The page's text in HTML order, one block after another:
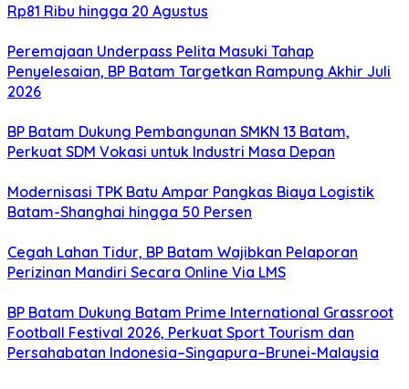
Rp81 Ribu hingga 20 Agustus
Peremajaan Underpass Pelita Masuki Tahap
Penyelesaian, BP Batam Targetkan Rampung Akhir Juli
2026
BP Batam Dukung Pembangunan SMKN 13 Batam,
Perkuat SDM Vokasi untuk Industri Masa Depan
Modernisasi TPK Batu Ampar Pangkas Biaya Logistik
Batam-Shanghai hingga 50 Persen
Cegah Lahan Tidur, BP Batam Wajibkan Pelaporan
Perizinan Mandiri Secara Online Via LMS
BP Batam Dukung Batam Prime International Grassroot
Football Festival 2026, Perkuat Sport Tourism dan
Persahabatan Indonesia–Singapura–Brunei-Malaysia